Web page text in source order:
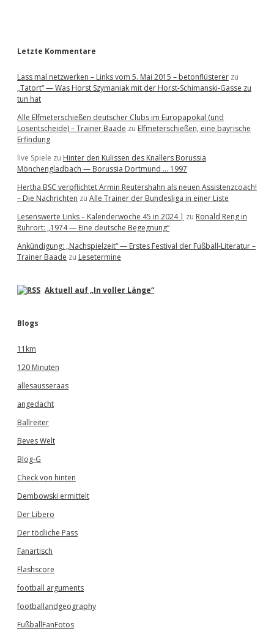
Letzte Kommentare
Lass mal netzwerken – Links vom 5. Mai 2015 – betonflüsterer zu
„Tatort“ — Was Horst Szymaniak mit der Horst-Schimanski-Gasse zu
tun hat
Alle Elfmeterschießen deutscher Clubs im Europapokal (und
Losentscheide) – Trainer Baade zu Elfmeterschießen, eine bayrische
Erfindung
live Spiele zu Hinter den Kulissen des Knallers Borussia
Mönchengladbach — Borussia Dortmund … 1997
Hertha BSC verpflichtet Armin Reutershahn als neuen Assistenzcoach!
– Die Nachrichten zu Alle Trainer der Bundesliga in einer Liste
Lesenswerte Links – Kalenderwoche 45 in 2024 | zu Ronald Reng in
Ruhrort: „1974 — Eine deutsche Begegnung“
Ankündigung: „Nachspielzeit“ — Erstes Festival der Fußball-Literatur –
Trainer Baade zu Lesetermine
Aktuell auf „In voller Länge“
Blogs
11km
120 Minuten
allesausseraas
angedacht
Ballreiter
Beves Welt
Blog-G
Check von hinten
Dembowski ermittelt
Der Libero
Der tödliche Pass
Fanartisch
Flashscore
football arguments
footballandgeography
FußballFanFotos